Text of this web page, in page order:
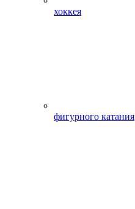
хоккея
фигурного катания